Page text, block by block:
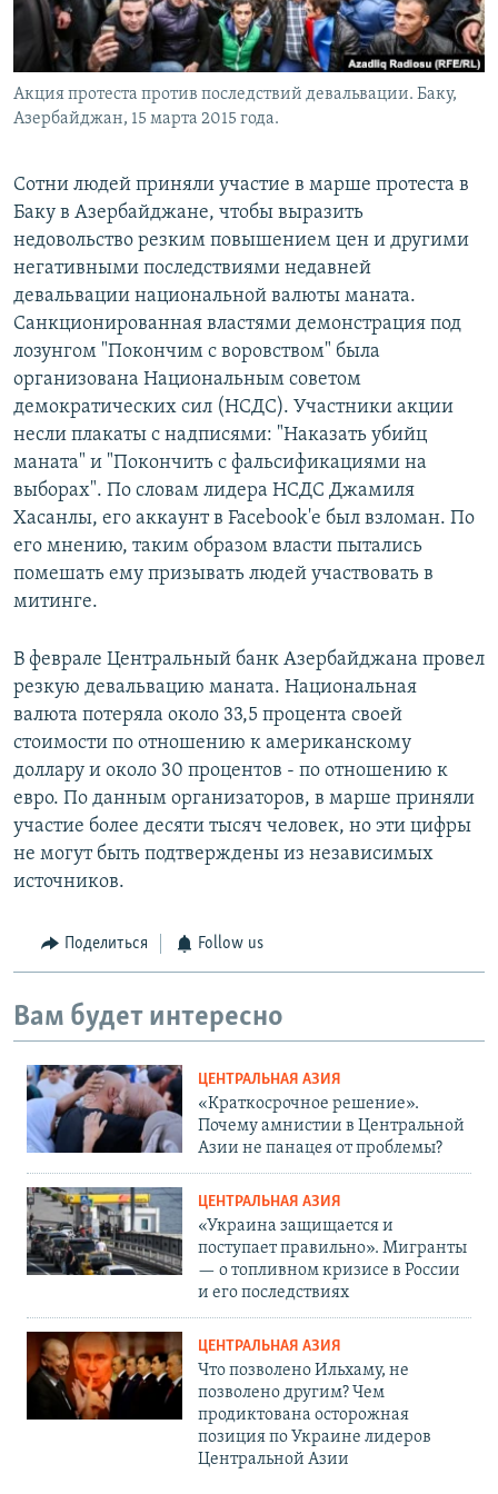
Акция протеста против последствий девальвации. Баку,
Азербайджан, 15 марта 2015 года.
Сотни людей приняли участие в марше протеста в
Баку в Азербайджане, чтобы выразить
недовольство резким повышением цен и другими
негативными последствиями недавней
девальвации национальной валюты маната.
Санкционированная властями демонстрация под
лозунгом "Покончим с воровством" была
организована Национальным советом
демократических сил (НСДС). Участники акции
несли плакаты с надписями: "Наказать убийц
маната" и "Покончить с фальсификациями на
выборах". По словам лидера НСДС Джамиля
Хасанлы, его аккаунт в Facebook'е был взломан. По
его мнению, таким образом власти пытались
помешать ему призывать людей участвовать в
митинге.
В феврале Центральный банк Азербайджана провел
резкую девальвацию маната. Национальная
валюта потеряла около 33,5 процента своей
стоимости по отношению к американскому
доллару и около 30 процентов - по отношению к
евро. По данным организаторов, в марше приняли
участие более десяти тысяч человек, но эти цифры
не могут быть подтверждены из независимых
источников.
Поделиться Follow us
Вам будет интересно
ЦЕНТРАЛЬНАЯ АЗИЯ
«Краткосрочное решение».
Почему амнистии в Центральной
Азии не панацея от проблемы?
ЦЕНТРАЛЬНАЯ АЗИЯ
«Украина защищается и
поступает правильно». Мигранты
— о топливном кризисе в России
и его последствиях
ЦЕНТРАЛЬНАЯ АЗИЯ
Что позволено Ильхаму, не
позволено другим? Чем
продиктована осторожная
позиция по Украине лидеров
Центральной Азии